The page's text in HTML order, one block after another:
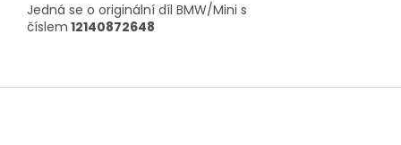
Jedná se o originální díl BMW/Mini s
číslem 12140872648
Z